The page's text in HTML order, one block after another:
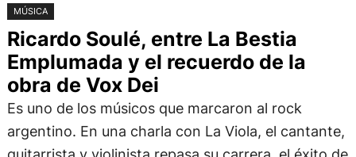
MÚSICA
Ricardo Soulé, entre La Bestia
Emplumada y el recuerdo de la
obra de Vox Dei
Es uno de los músicos que marcaron al rock
argentino. En una charla con La Viola, el cantante,